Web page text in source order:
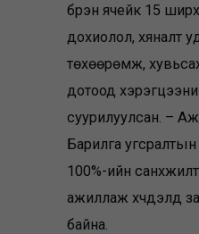
бүрэн ячейк 15
дохиолол, хяналт
төхөөрөмж,
дотоод
суурилуулсан. –
Барилга
100%-ийн
ажиллаж хүчдэлд
байна.